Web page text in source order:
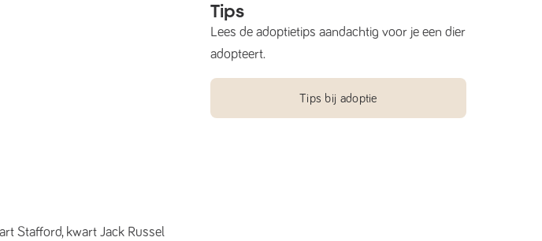
Stafford, kwart Jack Russel
Tips
Lees de adoptietips aandachtig voor je een dier
adopteert.
Tips bij adoptie